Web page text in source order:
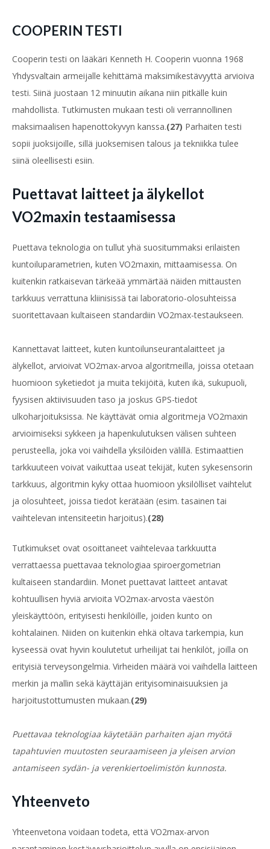
COOPERIN TESTI
Cooperin testi on lääkäri Kenneth H. Cooperin vuonna 1968
Yhdysvaltain armeijalle kehittämä maksimikestävyyttä arvioiva
testi. Siinä juostaan 12 minuutin aikana niin pitkälle kuin
mahdollista. Tutkimusten mukaan testi oli verrannollinen
maksimaalisen hapenottokyvyn kanssa.(27) Parhaiten testi
sopii juoksijoille, sillä juoksemisen talous ja tekniikka tulee
siinä oleellisesti esiin.
Puettavat laitteet ja älykellot
VO2maxin testaamisessa
Puettava teknologia on tullut yhä suositummaksi erilaisten
kuntoiluparametrien, kuten VO2maxin, mittaamisessa. On
kuitenkin ratkaisevan tärkeää ymmärtää näiden mittausten
tarkkuus verrattuna kliinisissä tai laboratorio-olosuhteissa
suoritettavaan kultaiseen standardiin VO2max-testaukseen.
Kannettavat laitteet, kuten kuntoilunseurantalaitteet ja
älykellot, arvioivat VO2max-arvoa algoritmeilla, joissa otetaan
huomioon syketiedot ja muita tekijöitä, kuten ikä, sukupuoli,
fyysisen aktiivisuuden taso ja joskus GPS-tiedot
ulkoharjoituksissa. Ne käyttävät omia algoritmeja VO2maxin
arvioimiseksi sykkeen ja hapenkulutuksen välisen suhteen
perusteella, joka voi vaihdella yksilöiden välillä. Estimaattien
tarkkuuteen voivat vaikuttaa useat tekijät, kuten sykesensorin
tarkkuus, algoritmin kyky ottaa huomioon yksilölliset vaihtelut
ja olosuhteet, joissa tiedot kerätään (esim. tasainen tai
vaihtelevan intensiteetin harjoitus).(28)
Tutkimukset ovat osoittaneet vaihtelevaa tarkkuutta
verrattaessa puettavaa teknologiaa spiroergometrian
kultaiseen standardiin. Monet puettavat laitteet antavat
kohtuullisen hyviä arvioita VO2max-arvosta väestön
yleiskäyttöön, erityisesti henkilöille, joiden kunto on
kohtalainen. Niiden on kuitenkin ehkä oltava tarkempia, kun
kyseessä ovat hyvin koulutetut urheilijat tai henkilöt, joilla on
erityisiä terveysongelmia. Virheiden määrä voi vaihdella laitteen
merkin ja mallin sekä käyttäjän erityisominaisuuksien ja
harjoitustottumusten mukaan.(29)
Puettavaa teknologiaa käytetään parhaiten ajan myötä
tapahtuvien muutosten seuraamiseen ja yleisen arvion
antamiseen sydän- ja verenkiertoelimistön kunnosta.
Yhteenveto
Yhteenvetona voidaan todeta, että VO2max-arvon